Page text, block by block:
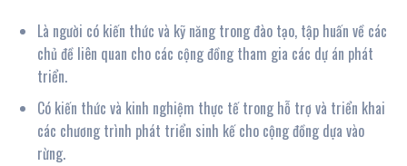
Là người có kiến thức và kỹ năng trong đào tạo, tập huấn về các
chủ đề liên quan cho các cộng đồng tham gia các dự án phát
triển.
Có kiến thức và kinh nghiệm thực tế trong hỗ trợ và triển khai
các chương trình phát triển sinh kế cho cộng đồng dựa vào
rừng.